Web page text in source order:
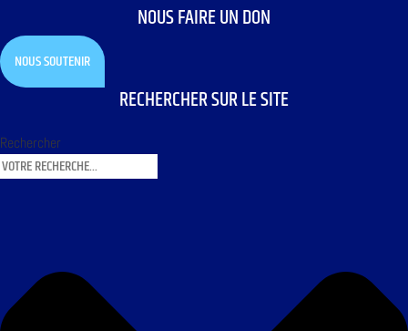
NOUS FAIRE UN DON
NOUS SOUTENIR
RECHERCHER SUR LE SITE
Rechercher